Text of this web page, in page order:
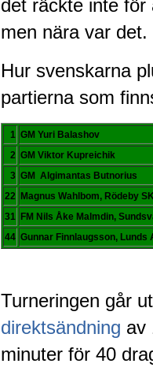
det räckte inte för
men nära var det.
Hur svenskarna
partierna som
1 GM Yuri Balashov
2 GM Viktor Kupreichik
3 GM Algimantas Butnorius
22 Magnus Wahlbom, Rödeby
31 FM Nils Åke Malmdin,
44 Gunnar Finnlaugsson, Lunds
Turneringen går
direktsändning av
minuter för 40